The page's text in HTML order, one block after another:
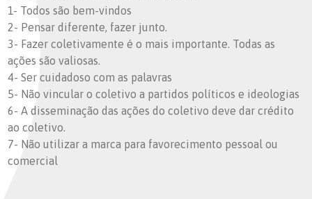
1- Todos são bem-vindos
2- Pensar diferente, fazer junto.
3- Fazer coletivamente é o mais importante. Todas as
ações são valiosas.
4- Ser cuidadoso com as palavras
5- Não vincular o coletivo a partidos políticos e ideologias
6- A disseminação das ações do coletivo deve dar crédito
ao coletivo.
7- Não utilizar a marca para favorecimento pessoal ou
comercial